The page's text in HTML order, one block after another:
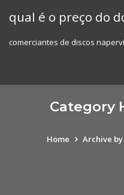
qual é o preço do
comerciantes de discos
Category
Home Archive